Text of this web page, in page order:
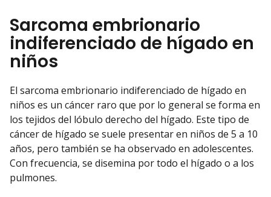
Sarcoma embrionario
indiferenciado de hígado en
niños
El sarcoma embrionario indiferenciado de hígado en
niños es un cáncer raro que por lo general se forma en
los tejidos del lóbulo derecho del hígado. Este tipo de
cáncer de hígado se suele presentar en niños de 5 a 10
años, pero también se ha observado en adolescentes.
Con frecuencia, se disemina por todo el hígado o a los
pulmones.